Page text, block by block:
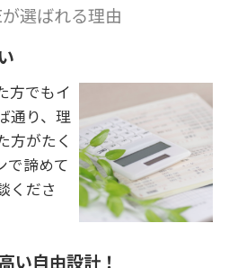
が選ばれる理由
方でもイ
通り、理
方がたく
で諦めて
くださ
い自由設計！